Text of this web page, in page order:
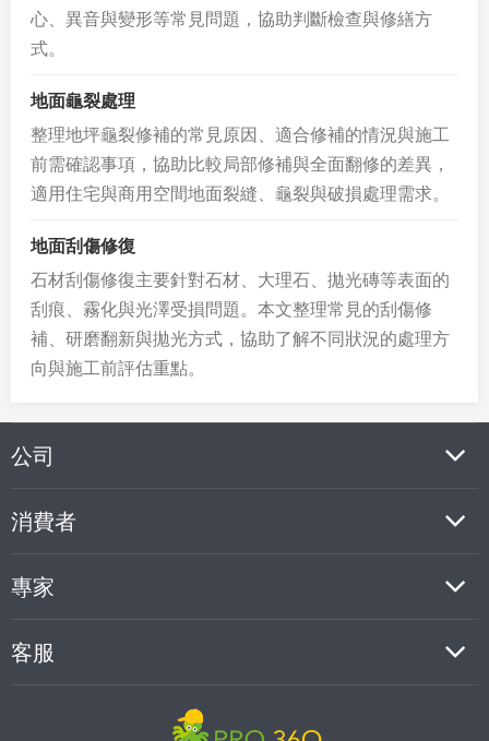
心、異音與變形等常見問題，協助判斷檢查與修繕方
式。
地面龜裂處理
整理地坪龜裂修補的常見原因、適合修補的情況與施工
前需確認事項，協助比較局部修補與全面翻修的差異，
適用住宅與商用空間地面裂縫、龜裂與破損處理需求。
地面刮傷修復
石材刮傷修復主要針對石材、大理石、拋光磚等表面的
刮痕、霧化與光澤受損問題。本文整理常見的刮傷修
補、研磨翻新與拋光方式，協助了解不同狀況的處理方
向與施工前評估重點。
公司
消費者
專家
客服